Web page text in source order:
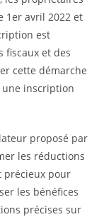
1er avril 2022 et
est
fiscaux et des
cette démarche
inscription
proposé par
les réductions
précieux pour
les bénéfices
précises sur